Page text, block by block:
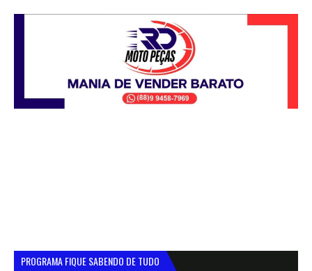
PROGRAMA FIQUE SABENDO DE TUDO